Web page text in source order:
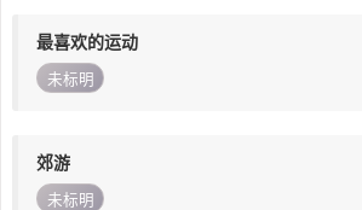
最喜欢的运动
未标明
郊游
未标明